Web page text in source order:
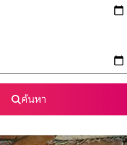
ค้นหา